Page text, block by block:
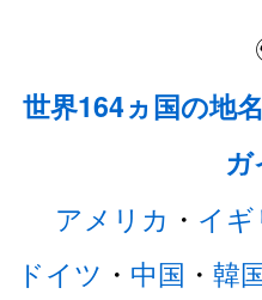
世界164ヵ国の地
ガ
アメリカ ・ イギ
ドイツ ・ 中国 ・ 韓